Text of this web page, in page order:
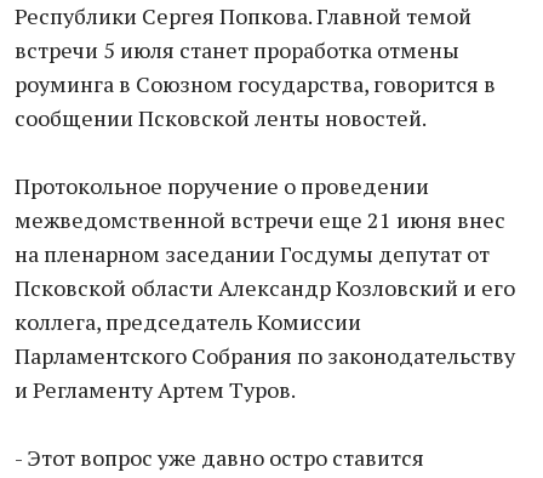
Республики Сергея Попкова. Главной темой
встречи 5 июля станет проработка отмены
роуминга в Союзном государства, говорится в
сообщении Псковской ленты новостей.
Протокольное поручение о проведении
межведомственной встречи еще 21 июня внес
на пленарном заседании Госдумы депутат от
Псковской области Александр Козловский и его
коллега, председатель Комиссии
Парламентского Собрания по законодательству
и Регламенту Артем Туров.
- Этот вопрос уже давно остро ставится